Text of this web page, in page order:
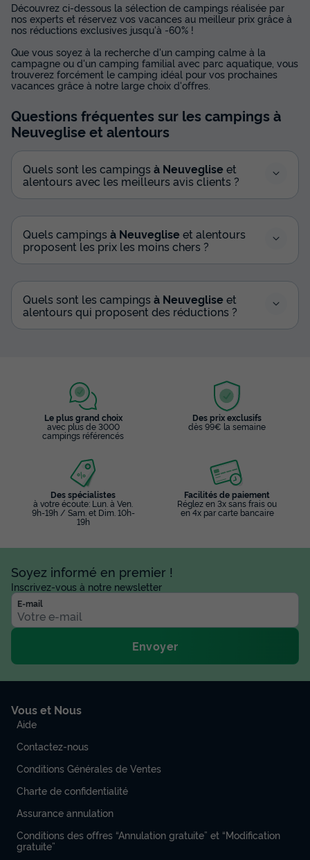
Découvrez ci-dessous la sélection de campings réalisée par
nos experts et réservez vos vacances au meilleur prix grâce à
nos réductions exclusives jusqu'à -60% !
Que vous soyez à la recherche d'un camping calme à la
campagne ou d'un camping familial avec parc aquatique, vous
trouverez forcément le camping idéal pour vos prochaines
vacances grâce à notre large choix d'offres.
Questions fréquentes sur les campings à
Neuvegliseet alentours
Quels sont les campings à Neuveglise et
alentours avec les meilleurs avis clients ?
Quels campings à Neuveglise et alentours
proposent les prix les moins chers ?
Quels sont les campings à Neuveglise et
alentours qui proposent des réductions ?
Le plus grand choix
avec plus de 3000
campings référencés
Des prix exclusifs
dès 99€ la semaine
Des spécialistes
à votre écoute: Lun. à Ven.
9h-19h / Sam. et Dim. 10h-
19h
Facilités de paiement
Réglez en 3x sans frais ou
en 4x par carte bancaire
Soyez informé en premier !
Inscrivez-vous à notre newsletter
E-mail
Envoyer
Vous et Nous
Aide
Contactez-nous
Conditions Générales de Ventes
Charte de confidentialité
Assurance annulation
Conditions des offres “Annulation gratuite” et “Modification
gratuite”